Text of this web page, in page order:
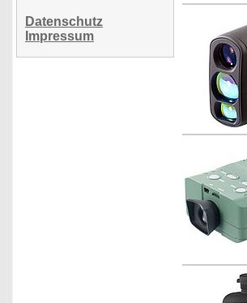
Datenschutz
Impressum